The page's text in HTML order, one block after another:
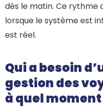
dès le matin. Ce rythme
lorsque le système est
est réel.
Qui a besoin
gestion des
à quel moment